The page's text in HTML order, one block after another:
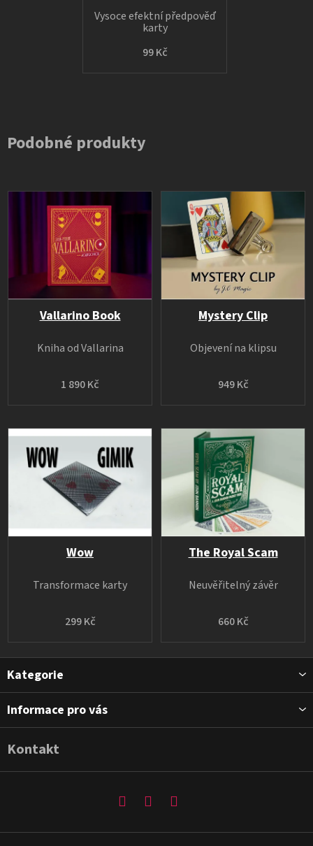
99 Kč
Vysoce efektní předpověď
karty
Podobné produkty
Vallarino Book
1 890 Kč
Kniha od Vallarina
Mystery Clip
949 Kč
Objevení na klipsu
Wow
299 Kč
Transformace karty
The Royal Scam
660 Kč
Neuvěřitelný závěr
Z
p
Kategorie
Informace pro vás
Kontakt